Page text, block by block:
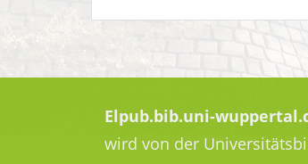
Elpub.bib.uni-
wird von der